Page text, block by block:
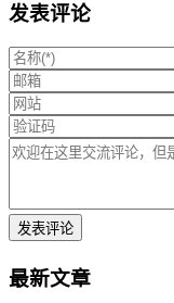
发表评论
最新文章